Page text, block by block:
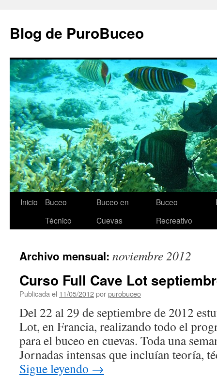
contenido
Blog de PuroBuceo
Inicio
Buceo
Técnico
Buceo en
Cuevas
Buceo
Recreativo
Archivo mensual: noviembre 2012
Curso Full Cave Lot
Publicada el 11/05/2012porpurobuceo
Del 22 al 29 de septiembre de 2012
Lot, en Francia, realizando todo el
para el buceo en cuevas. Toda una
Jornadas intensas que incluían teoría,
Sigue leyendo →